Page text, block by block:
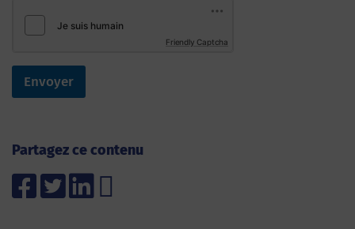
Friendly Captcha
Envoyer
Partagez ce contenu